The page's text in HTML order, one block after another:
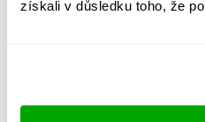
získali v důsledku toho, že